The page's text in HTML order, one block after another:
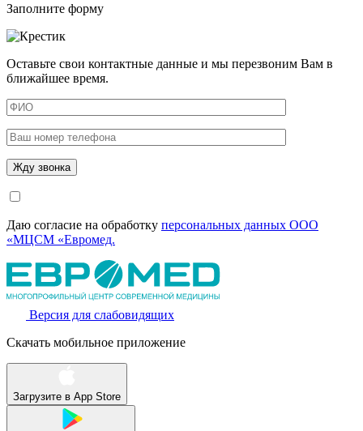
Заполните форму
Оставьте свои контактные данные и мы перезвоним Вам в
ближайшее время.
Даю согласие на обработку персональных данных ООО
«МЦСМ «Евромед.
Версия для слабовидящих
Скачать мобильное приложение
Загрузите в App Store